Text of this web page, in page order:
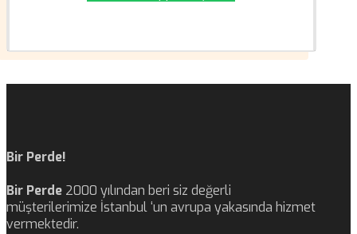
Bir Perde!
Bir Perde 2000 yılından beri siz değerli
müşterilerimize İstanbul ‘un avrupa yakasında hizmet
vermektedir.